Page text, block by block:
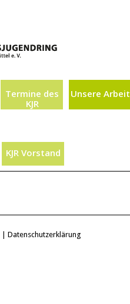
Termine des
KJR
Unsere Arbeit
KJR Vorstand
Datenschutzerklärung